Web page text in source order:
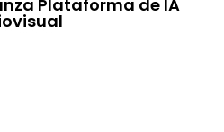
Plataforma de IA